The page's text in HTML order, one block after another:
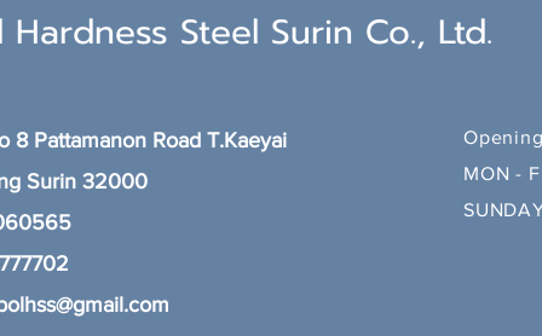
Steel Surin Co., Ltd.
8 Pattamanon Road T.Kaeyai
Surin 32000
MON -